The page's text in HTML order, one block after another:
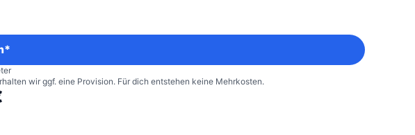
Preis
ist:
49,95 €.wir ggf. eine Provision. Für dich entstehen keine Mehrkosten.